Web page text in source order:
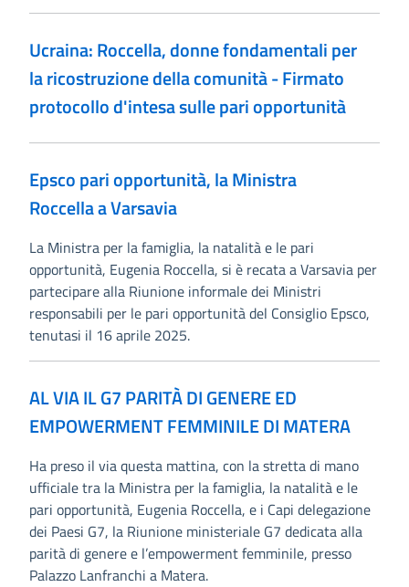
Ucraina: Roccella, donne fondamentali per
la ricostruzione della comunità - Firmato
protocollo d'intesa sulle pari opportunità
Epsco pari opportunità, la Ministra
Roccella a Varsavia
La Ministra per la famiglia, la natalità e le pari
opportunità, Eugenia Roccella, si è recata a Varsavia per
partecipare alla Riunione informale dei Ministri
responsabili per le pari opportunità del Consiglio Epsco,
tenutasi il 16 aprile 2025.
AL VIA IL G7 PARITÀ DI GENERE ED
EMPOWERMENT FEMMINILE DI MATERA
Ha preso il via questa mattina, con la stretta di mano
ufficiale tra la Ministra per la famiglia, la natalità e le
pari opportunità, Eugenia Roccella, e i Capi delegazione
dei Paesi G7, la Riunione ministeriale G7 dedicata alla
parità di genere e l’empowerment femminile, presso
Palazzo Lanfranchi a Matera.